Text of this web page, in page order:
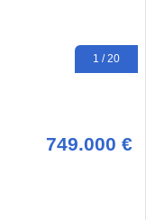
1 / 20
749.000 €